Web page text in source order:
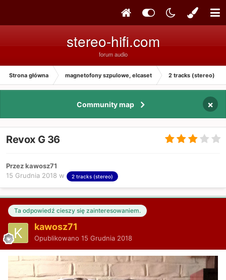
stereo-hifi.com
forum audio
Strona główna magnetofony szpulowe, elcaset 2 tracks (stereo)
Community map ×
Revox G 36
Przez kawosz71
15 Grudnia 2018 w 2 tracks (stereo)
Ta odpowiedź cieszy się zainteresowaniem.
kawosz71
Opublikowano 15 Grudnia 2018